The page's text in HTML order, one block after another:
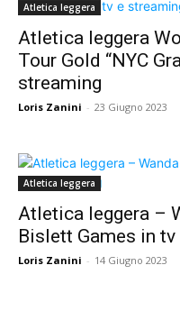
Atletica leggera
Atletica leggera
Tour Gold “NYC
streaming
Loris Zanini - 23 Giugno 2023
Atletica leggera
Atletica leggera –
Bislett Games in
Loris Zanini - 14 Giugno 2023